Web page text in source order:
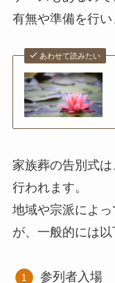
有無や準備を行い
あわせて読みたい
家族葬の告別式
行われます。
地域や宗派によ
が、一般的には以
参列者入場